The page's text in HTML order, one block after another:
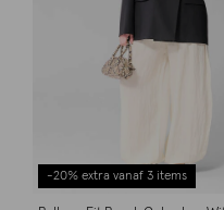
-20% extra vanaf 3 items